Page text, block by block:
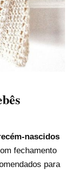
nascidos
fechamento
para